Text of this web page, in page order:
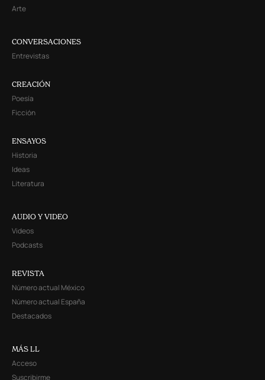
Arte
CONVERSACIONES
Entrevistas
CREACIÓN
Poesía
Ficción
ENSAYOS
Historia
Ideas
Literatura
AUDIO Y VIDEO
Videos
Podcasts
REVISTA
Número actual México
Número actual España
Destacados
MÁS LL
Acceso
Suscribirme